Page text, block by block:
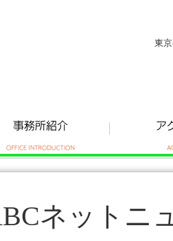
東
ネットニ